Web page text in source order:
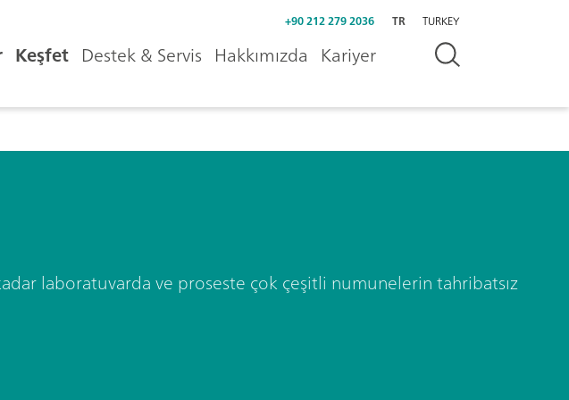
+90 212 279 2036 TR TURKEY
Keşfet Destek & Servis Hakkımızda Kariyer
laboratuvarda ve proseste çok çeşitli numunelerin tahribatsız